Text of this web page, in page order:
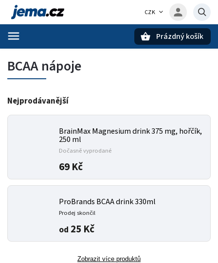
CZK
Prázdný košík
BCAA nápoje
Nejprodávanější
BrainMax Magnesium drink 375 mg, hořčík,
250 ml
Dočasně vyprodané
69 Kč
ProBrands BCAA drink 330ml
Prodej skončil
od 25 Kč
Zobrazit více produktů